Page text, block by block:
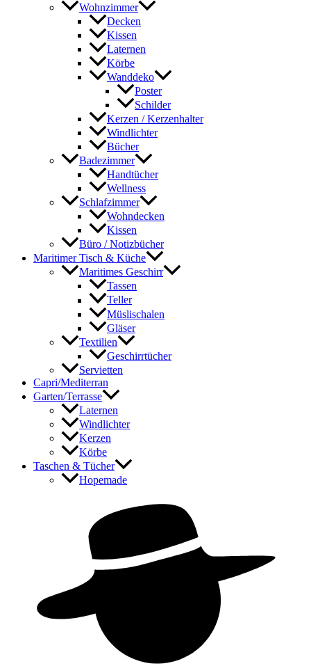
Wohnzimmer
Decken
Kissen
Laternen
Körbe
Wanddeko
Poster
Schilder
Kerzen / Kerzenhalter
Windlichter
Bücher
Badezimmer
Handtücher
Wellness
Schlafzimmer
Wohndecken
Kissen
Büro / Notizbücher
Maritimer Tisch & Küche
Maritimes Geschirr
Tassen
Teller
Müslischalen
Gläser
Textilien
Geschirrtücher
Servietten
Capri/Mediterran
Garten/Terrasse
Laternen
Windlichter
Kerzen
Körbe
Taschen & Tücher
Hopemade